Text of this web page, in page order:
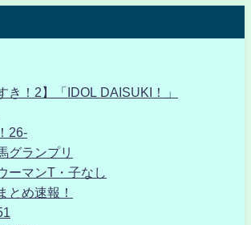
き！2】「IDOL DAISUKI！」
26-
グランプリ
ーマンT・子なし
とめ速報！